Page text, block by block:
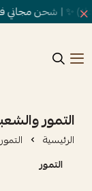
299 ريال | توصيل بنفس اليوم داخل
التمور
الرئيسية
التمور